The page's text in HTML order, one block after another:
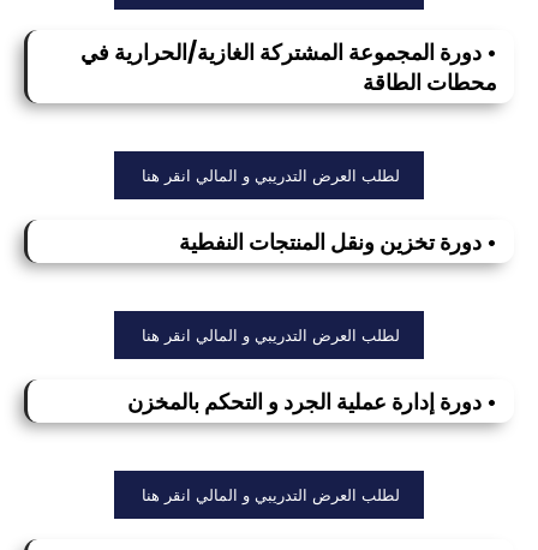
• دورة المجموعة المشتركة الغازية/الحرارية في
محطات الطاقة
لطلب العرض التدريبي و المالي انقر هنا
• دورة تخزين ونقل المنتجات النفطية
لطلب العرض التدريبي و المالي انقر هنا
• دورة إدارة عملية الجرد و التحكم بالمخزن
لطلب العرض التدريبي و المالي انقر هنا